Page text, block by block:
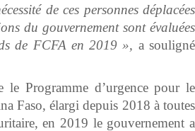
de ces personnes déplacées
du gouvernement sont évaluées
de FCFA en 2019 », a souligné
le Programme d’urgence pour le
Faso, élargi depuis 2018 à toutes
en 2019 le gouvernement a